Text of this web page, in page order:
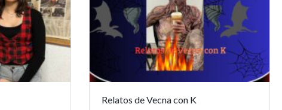
Relatos de Vecna con K